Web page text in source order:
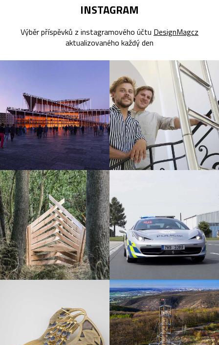
INSTAGRAM
Výběr příspěvků z instagramového účtu DesignMagcz
aktualizovaného každý den